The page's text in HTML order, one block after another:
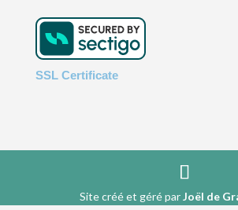
SSL Certificate
Site créé et géré parJoël de